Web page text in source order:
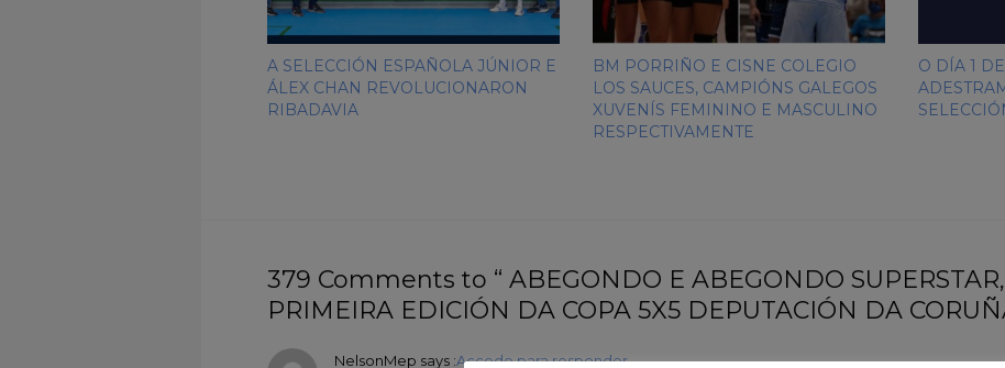
A SELECCIÓN ESPAÑOLA JÚNIOR E
ÁLEX CHAN REVOLUCIONARON
RIBADAVIA
BM PORRIÑO E CISNE COLEGIO
LOS SAUCES, CAMPIÓNS GALEGOS
XUVENÍS FEMININO E MASCULINO
RESPECTIVAMENTE
O DÍA 1
379 Comments to “ ABEGONDO E ABEGONDO
PRIMEIRA EDICIÓN DA COPA 5X5 DEPUTACIÓN DA
NelsonMep says :Accede para responder